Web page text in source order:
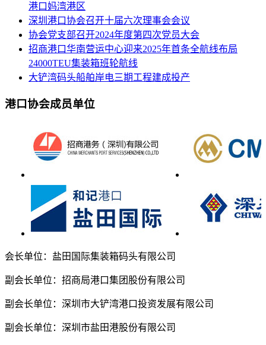
港口妈湾港区
深圳港口协会召开十届六次理事会会议
协会党支部召开2024年度第四次党员大会
招商港口华南营运中心迎来2025年首条全航线布局
24000TEU集装箱班轮航线
大铲湾码头船舶岸电三期工程建成投产
港口协会成员单位
会长单位：盐田国际集装箱码头有限公司
副会长单位：招商局港口集团股份有限公司
副会长单位：深圳市大铲湾港口投资发展有限公司
副会长单位：深圳市盐田港股份有限公司